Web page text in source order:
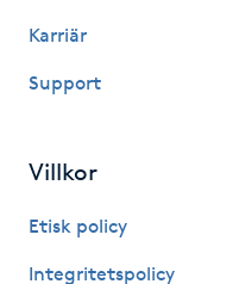
Kostrådgivning
Käkledsbehandling
Karriär
Support
Villkor
Etisk policy
Integritetspolicy